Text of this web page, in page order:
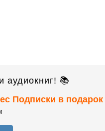
аудиокниг! 📚
Подписки в подарок